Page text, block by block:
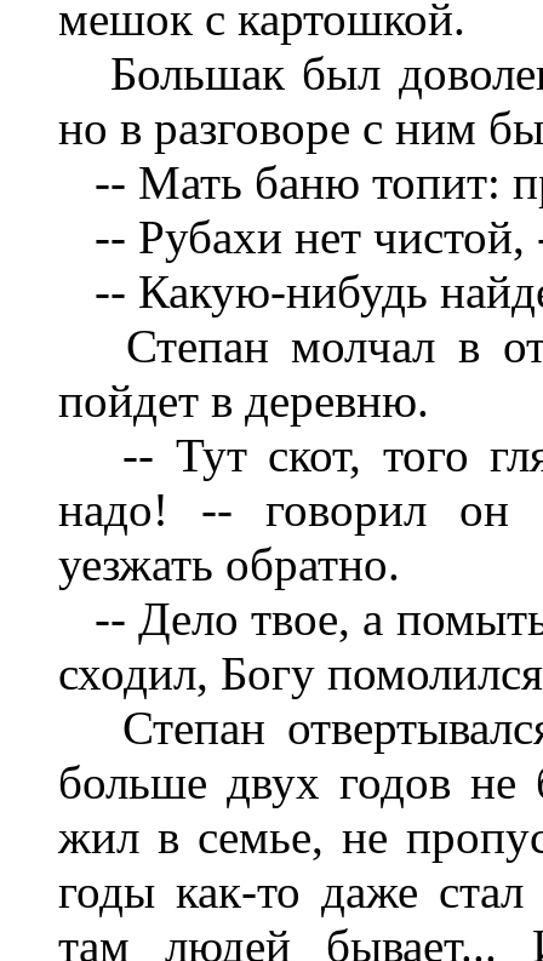
мешок с картошкой.
Большак был
но в разговоре с ним
-- Мать баню топит:
-- Рубахи нет чистой,
-- Какую-нибудь
Степан молчал в
пойдет в деревню.
-- Тут скот, того
надо! -- говорил он
уезжать обратно.
-- Дело твое, а
сходил, Богу
Степан
больше двух годов не
жил в семье, не
годы как-то даже
там людей